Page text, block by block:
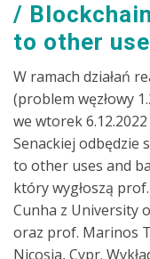
to other
W ramach działań
(problem węzłowy
we wtorek
Senackiej odbędzie
to other uses and
który wygłoszą
Cunha z University
oraz prof. Marinos
Nicosia, Cypr.